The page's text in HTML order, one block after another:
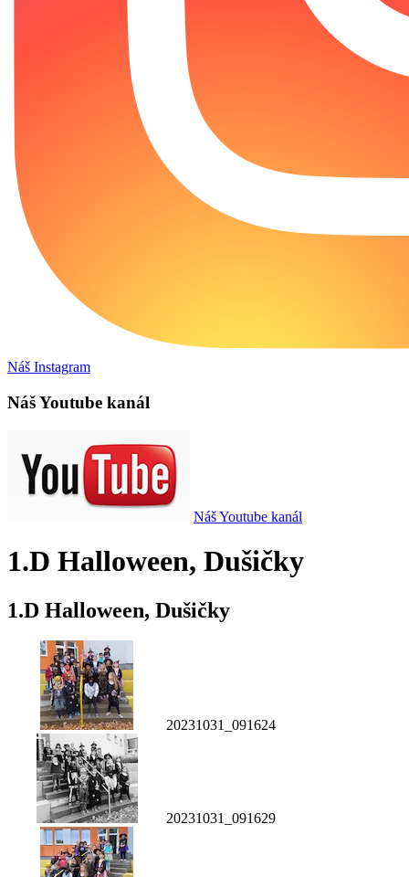
Náš Instagram
Náš Youtube kanál
Náš Youtube kanál
1.D Halloween, Dušičky
1.D Halloween, Dušičky
20231031_091624
20231031_091629